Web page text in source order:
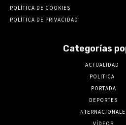
POLÍTICA DE COOKIES
POLÍTICA DE PRIVACIDAD
Categorías
ACTUALIDAD
POLITICA
PORTADA
DEPORTES
VÍDEOS